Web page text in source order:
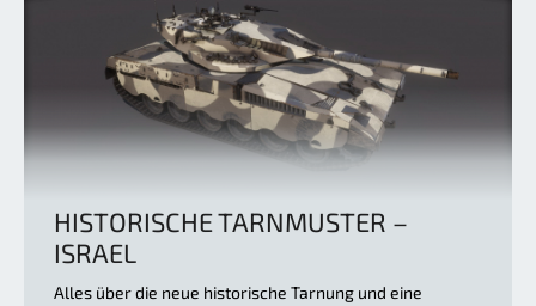
HISTORISCHE TARNMUSTER –
ISRAEL
Alles über die neue historische Tarnung und eine